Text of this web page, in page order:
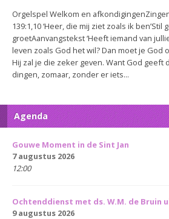
Orgelspel Welkom en
139:1,10 ‘Heer, die mij ziet zoals ik ben’Stil
groetAanvangstekst ‘Heeft iemand van
leven zoals God het wil? Dan moet je God
Hij zal je die zeker geven. Want God geeft
dingen, zomaar, zonder er iets...
Agenda
Gouwe Moment in de Sint Jan
7 augustus 2026
12:00
Ochtenddienst met ds. W.M. de Bruin
9 augustus 2026